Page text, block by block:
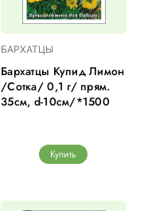
БАРХАТЦЫ
Бархатцы Купид Лимон
/Сотка/ 0,1 г/ прям.
35см, d-10см/*1500
Купить